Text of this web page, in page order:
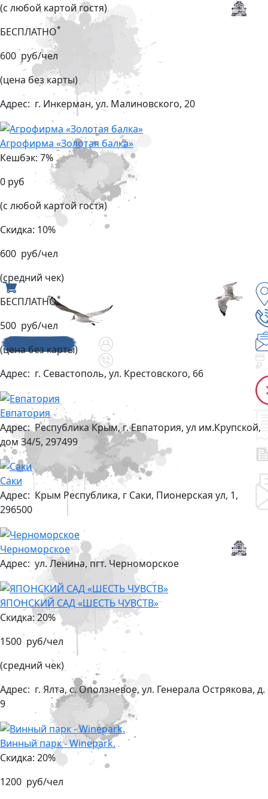
(с любой картой гостя)
БЕСПЛАТНО*
600 руб/чел
(цена без карты)
Адрес: г. Инкерман, ул. Малиновского, 20
Агрофирма «Золотая балка»
Кешбэк: 7%
0 руб
(с любой картой гостя)
Скидка: 10%
600 руб/чел
(средний чек)
БЕСПЛАТНО*
500 руб/чел
(цена без карты)
Адрес: г. Севастополь, ул. Крестовского, 66
Евпатория
Адрес: Республика Крым, г. Евпатория, ул им.Крупской,
дом 34/5, 297499
Саки
Адрес: Крым Республика, г Саки, Пионерская ул, 1,
296500
Черноморское
Адрес: ул. Ленина, пгт. Черноморское
ЯПОНСКИЙ САД «ШЕСТЬ ЧУВСТВ»
Скидка: 20%
1500 руб/чел
(средний чек)
Адрес: г. Ялта, с. Оползневое, ул. Генерала Острякова, д.
9
Винный парк - Winepark.
Скидка: 20%
1200 руб/чел